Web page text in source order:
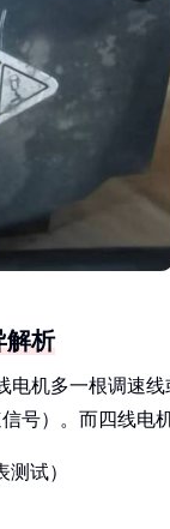
解析
电机多一根调速
号）。而四线
试）